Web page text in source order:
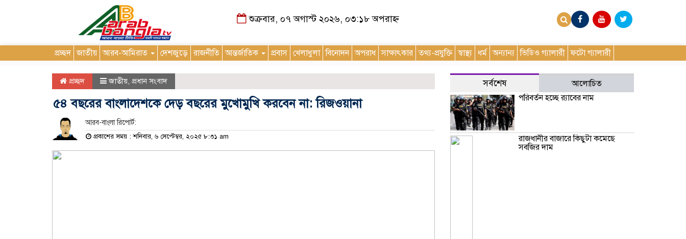
শুক্রবার, ০৭ অগাস্ট ২০২৬, ০৩:১৮ অপরাহ্ন
প্রচ্ছদ জাতীয় আরব-আমিরাত দেশজুড়ে রাজনীতি আন্তর্জাতিক প্রবাস খেলাধুলা বিনোদন অপরাধ সাক্ষাৎকার তথ্য-প্রযুক্তি স্বাস্থ্য ধর্ম অন্যান্য ভিডিও গ্যালারী ফটো গ্যালারী
প্রচ্ছদ জাতীয়, প্রধান সংবাদ
৫৪ বছরের বাংলাদেশকে দেড় বছরের মুখোমুখি করবেন না: রিজওয়ানা
আরব-বাংলা রিপোর্ট:
প্রকাশের সময় : শনিবার, ৬ সেপ্টেম্বর, ২০২৫ ৮:৩১ am
সর্বশেষ
আলোচিত
পরিবর্তন হচ্ছে র‌্যাবের নাম
রাজধানীর বাজারে কিছুটা কমেছে
সবজির দাম